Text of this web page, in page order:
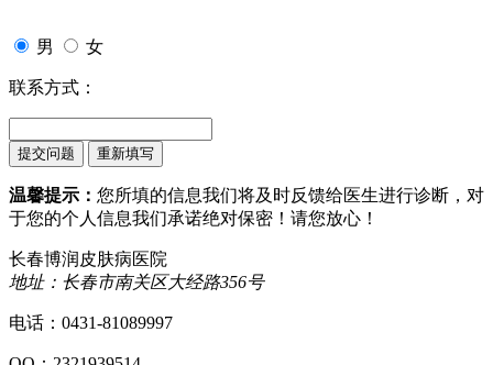
男 女
联系方式：
温馨提示： 您所填的信息我们将及时反馈给医生进行诊断，对
于您的个人信息我们承诺绝对保密！请您放心！
长春博润皮肤病医院
地址：长春市南关区大经路356号
电话：0431-81089997